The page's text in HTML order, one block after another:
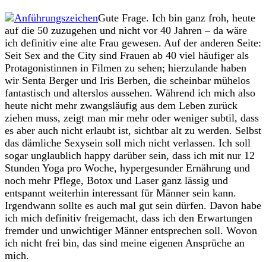
Gute Frage. Ich bin ganz froh, heute
auf die 50 zuzugehen und nicht vor 40 Jahren – da wäre
ich definitiv eine alte Frau gewesen. Auf der anderen Seite:
Seit Sex and the City sind Frauen ab 40 viel häufiger als
Protagonistinnen in Filmen zu sehen; hierzulande haben
wir Senta Berger und Iris Berben, die scheinbar mühelos
fantastisch und alterslos aussehen. Während ich mich also
heute nicht mehr zwangsläufig aus dem Leben zurück
ziehen muss, zeigt man mir mehr oder weniger subtil, dass
es aber auch nicht erlaubt ist, sichtbar alt zu werden. Selbst
das dämliche Sexysein soll mich nicht verlassen. Ich soll
sogar unglaublich happy darüber sein, dass ich mit nur 12
Stunden Yoga pro Woche, hypergesunder Ernährung und
noch mehr Pflege, Botox und Laser ganz lässig und
entspannt weiterhin interessant für Männer sein kann.
Irgendwann sollte es auch mal gut sein dürfen. Davon habe
ich mich definitiv freigemacht, dass ich den Erwartungen
fremder und unwichtiger Männer entsprechen soll. Wovon
ich nicht frei bin, das sind meine eigenen Ansprüche an
mich.